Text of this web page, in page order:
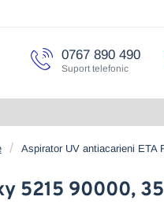
0767 890 490
Suport telefonic
Aspirator UV antiacarieni ETA
5215 90000,